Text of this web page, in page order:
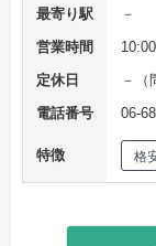
最寄り駅
－
営業時間
定休日
－（
電話番号
06-
特徴 格